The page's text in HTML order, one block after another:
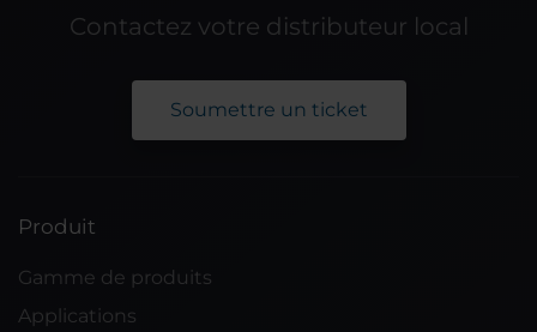
Contactez votre distributeur local
Soumettre un ticket
Produit
Gamme de produits
Applications